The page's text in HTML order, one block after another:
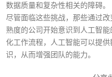
数据质量和复杂性相关的障碍。
尽管面临这些挑战，那些通过
熟度的公司开始意识到人工智
化工作流程，人工智能可以提
识，从而增强团队的能力。